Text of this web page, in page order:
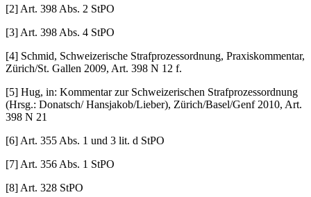
[2] Art. 398 Abs. 2 StPO
[3] Art. 398 Abs. 4 StPO
[4] Schmid, Schweizerische Strafprozessordnung, Praxiskommentar,
Zürich/St. Gallen 2009, Art. 398 N 12 f.
[5] Hug, in: Kommentar zur Schweizerischen Strafprozessordnung
(Hrsg.: Donatsch/ Hans­jakob/Lieber), Zürich/Basel/Genf 2010, Art.
398 N 21
[6] Art. 355 Abs. 1 und 3 lit. d StPO
[7] Art. 356 Abs. 1 StPO
[8] Art. 328 StPO